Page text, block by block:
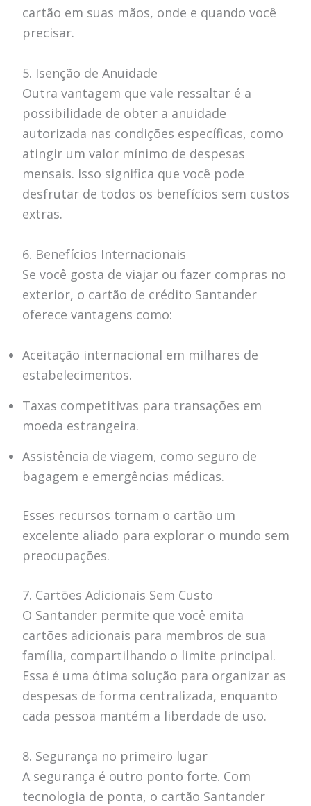
cartão em suas mãos, onde e quando você
precisar.
5. Isenção de Anuidade
Outra vantagem que vale ressaltar é a
possibilidade de obter a anuidade
autorizada nas condições específicas, como
atingir um valor mínimo de despesas
mensais. Isso significa que você pode
desfrutar de todos os benefícios sem custos
extras.
6. Benefícios Internacionais
Se você gosta de viajar ou fazer compras no
exterior, o cartão de crédito Santander
oferece vantagens como:
Aceitação internacional em milhares de
estabelecimentos.
Taxas competitivas para transações em
moeda estrangeira.
Assistência de viagem, como seguro de
bagagem e emergências médicas.
Esses recursos tornam o cartão um
excelente aliado para explorar o mundo sem
preocupações.
7. Cartões Adicionais Sem Custo
O Santander permite que você emita
cartões adicionais para membros de sua
família, compartilhando o limite principal.
Essa é uma ótima solução para organizar as
despesas de forma centralizada, enquanto
cada pessoa mantém a liberdade de uso.
8. Segurança no primeiro lugar
A segurança é outro ponto forte. Com
tecnologia de ponta, o cartão Santander